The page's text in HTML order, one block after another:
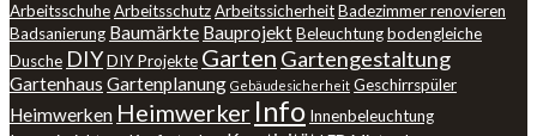
ArbeitsschuheArbeitsschutzArbeitssicherheitBadezimmer renovieren
Badsanierung Baumärkte BauprojektBeleuchtungbodengleiche
Dusche DIYDIY Projekte Garten Gartengestaltung
Gartenhaus Gartenplanung Gebäudesicherheit Geschirrspüler
Heimwerken Heimwerker Info Innenbeleuchtung